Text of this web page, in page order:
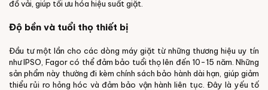
đồ vải, giúp tối ưu hóa hiệu suất giặt.
Độ bền và tuổi thọ thiết bị
Đầu tư một lần cho các dòng máy giặt từ những thương hiệu uy tín
như IPSO, Fagor có thể đảm bảo tuổi thọ lên đến 10-15 năm. Những
sản phẩm này thường đi kèm chính sách bảo hành dài hạn, giúp giảm
thiểu rủi ro hỏng hóc và đảm bảo vận hành liên tục. Đây là yếu tố